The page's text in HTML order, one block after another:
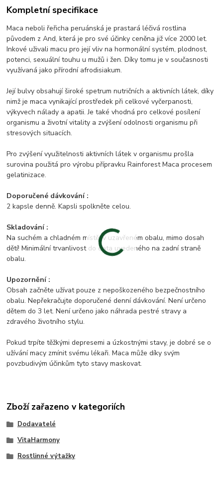
Kompletní specifikace
Maca neboli řeřicha peruánská je prastará léčivá rostlina
původem z And, která je pro své účinky ceněna již více 2000 let.
Inkové uživali macu pro její vliv na hormonální systém, plodnost,
potenci, sexuální touhu u mužů i žen. Díky tomu je v současnosti
využívaná jako přírodní afrodisiakum.
Její bulvy obsahují široké spetrum nutričních a aktivních látek, díky
nimž je maca vynikající prostředek při celkové vyčerpanosti,
výkyvech nálady a apatii. Je také vhodná pro celkové posílení
organismu a životní vitality a zvýšení odolnosti organismu při
stresových situacích.
Pro zvýšení využitelnosti aktivních látek v organismu prošla
surovina použitá pro výrobu přípravku Rainforest Maca procesem
gelatinizace.
Doporučené dávkování :
2 kapsle denně. Kapsli spolkněte celou.
Skladování :
Na suchém a chladném místě, v uzavřeném obalu, mimo dosah
dětí! Minimální trvanlivost do data uvedeného na zadní straně
obalu.
Upozornění :
Obsah začněte užívat pouze z nepoškozeného bezpečnostního
obalu. Nepřekračujte doporučené denní dávkování. Není určeno
dětem do 3 let. Není určeno jako náhrada pestré stravy a
zdravého životního stylu.
Pokud trpíte těžkými depresemi a úzkostnými stavy, je dobré se o
užívání macy zmínit svému lékaři. Maca může díky svým
povzbudivým účinkům tyto stavy maskovat.
Zboží zařazeno v kategoriích
Dodavatelé
VitaHarmony
Rostlinné výtažky